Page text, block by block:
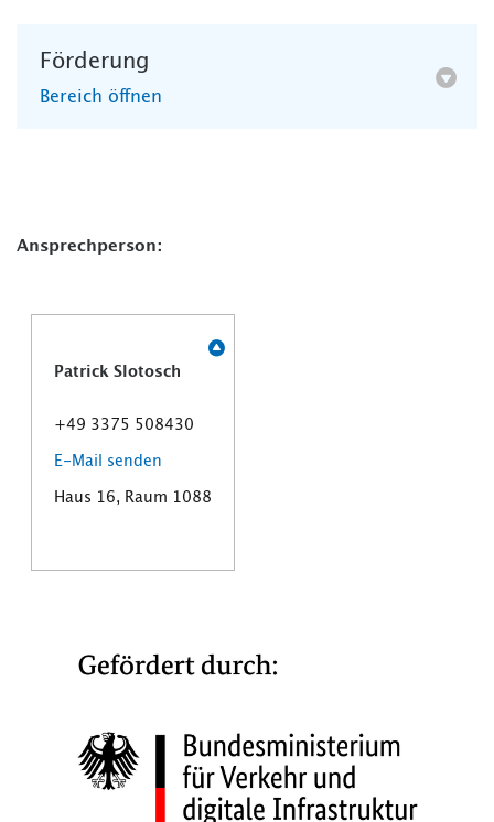
Förderung
Bereich öffnen
Ansprechperson:
Patrick Slotosch
+49 3375 508430
E-Mail senden
Haus 16, Raum 1088